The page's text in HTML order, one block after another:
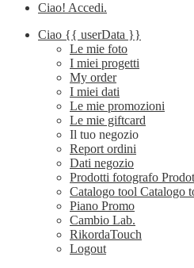
Ciao! Accedi.
Ciao {{ userData }}
Le mie foto
I miei progetti
My order
I miei dati
Le mie promozioni
Le mie giftcard
Il tuo negozio
Report ordini
Dati negozio
Prodotti fotografo
Catalogo tool Catalogo
Piano Promo
Cambio Lab.
RikordaTouch
Logout